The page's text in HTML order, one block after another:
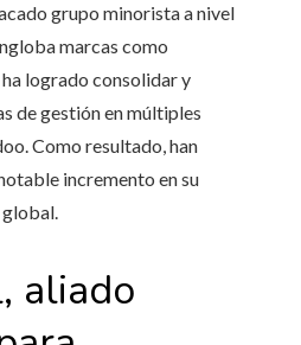
grupo minorista a nivel
marcas como
logrado consolidar y
de gestión en múltiples
Como resultado, han
incremento en su
aliado